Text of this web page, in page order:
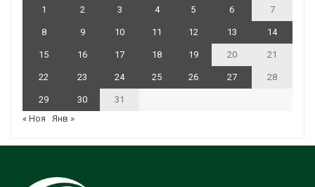
1 2 3 4 5 6 7
8 9 10 11 12 13 14
15 16 17 18 19 20 21
22 23 24 25 26 27 28
29 30
31
« Ноя
Янв »